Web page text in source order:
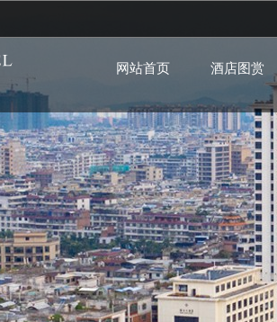
网站首页 酒店图赏